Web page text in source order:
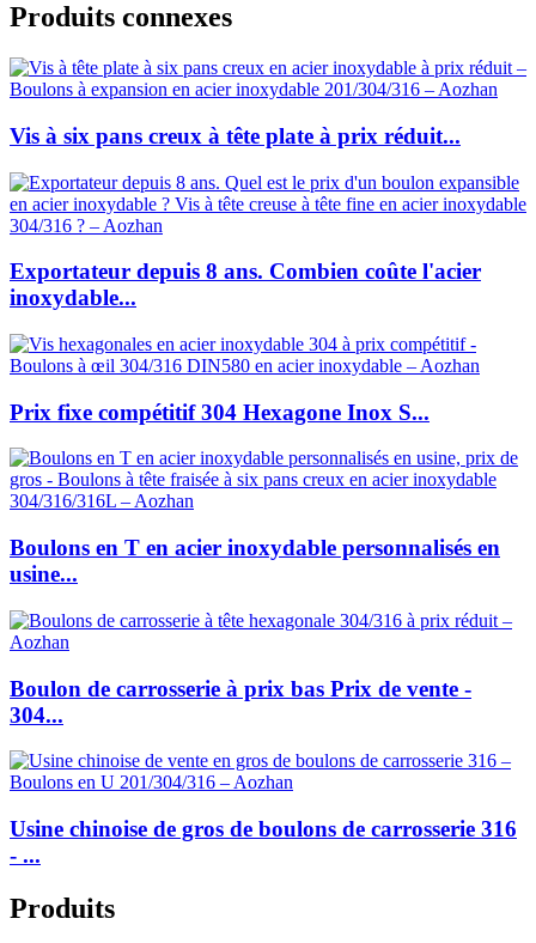
Produits connexes
Vis à six pans creux à tête plate à prix réduit...
Exportateur depuis 8 ans. Combien coûte l'acier
inoxydable...
Prix fixe compétitif 304 Hexagone Inox S...
Boulons en T en acier inoxydable personnalisés en
usine...
Boulon de carrosserie à prix bas Prix de vente -
304...
Usine chinoise de gros de boulons de carrosserie 316
- ...
Produits